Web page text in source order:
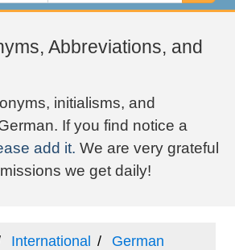
Abbreviations, and
initialisms, and
If you find notice a
add it. We are very grateful
we get daily!
International German